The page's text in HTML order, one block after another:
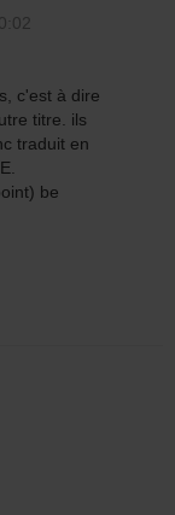
c'est à dire
titre. ils
traduit en
be